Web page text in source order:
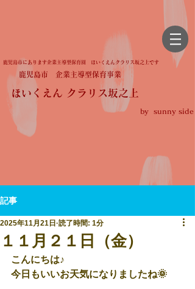
鹿児島市にあります企業主導型保育園 ほいくえんクラリス坂之上です
鹿児島市 企業主導型保育事業
ほいくえん クラリス坂之上
by sunny side
記事
１１月２１日（金）
2025年11月21日 読了時間: 1分
こんにちは♪
今日もいいお天気になりましたね🌞